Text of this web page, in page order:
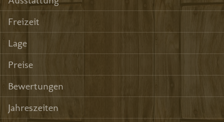
Freizeit
Lage
Preise
Bewertungen
Jahreszeiten